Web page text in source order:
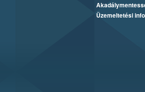
Üzemeltetési